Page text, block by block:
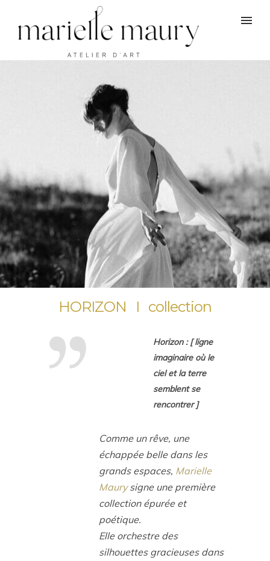
HORIZON I collection
Horizon :[ ligne
imaginaire où le
ciel et la terre
semblent se
rencontrer ]
Comme un rêve, une
échappée belle dans les
grands espaces, Marielle
Maurysigne une première
collection épurée et
poétique.
Elle orchestre des
silhouettes gracieuses dans